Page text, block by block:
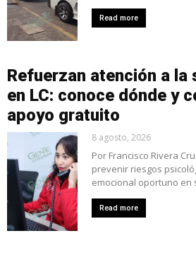
Read more
Refuerzan atención a la
en LC: conoce dónde y
apoyo gratuito
8 agosto, 2026
Por Francisco Rivera
prevenir riesgos
emocional oportuno en
Read more